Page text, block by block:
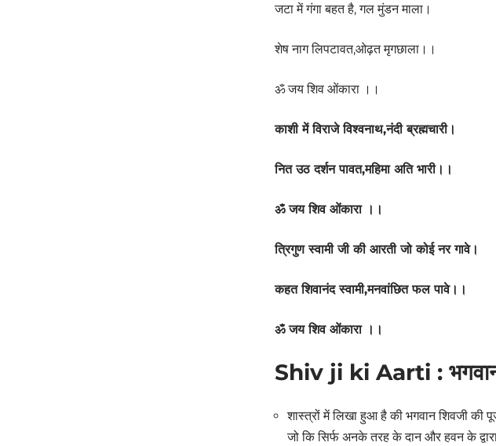
जटा में गंगा बहत है, गल मुंडन माला।
शेष नाग लिपटावत,ओढ़त मृगछाला।।
ॐ जय शिव ओंकारा ।।
काशी में विराजे विश्वनाथ,नंदी ब्रह्मचारी।
नित उठ दर्शन पावत,महिमा अति भारी।।
ॐ जय शिव ओंकारा ।।
त्रिगुण स्वामी जी की आरती जो कोई नर गावे।
कहत शिवानंद स्वामी,मनवांछित फल पावे।।
ॐ जय शिव ओंकारा ।।
Shiv ji ki Aarti : भगवान
शास्त्रों में लिखा हुआ है की भगवान शिवजी की
जो कि सिर्फ अनके तरह के दान और हवन के द्वारा